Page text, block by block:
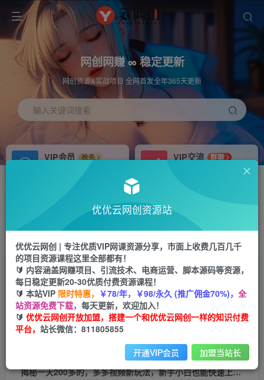
网创网赚 ∞ 稳定更新
网创资源&实战项目 全网首发全年365天更新
输入关键词搜索
VIP会员
抢先
免费下载全站资源
VIP交流
群聊
研究探讨更多创业项目路子。
站长V：hu91275
推荐
首页 福源网 正文
揭秘一天200多的，多多视频新玩法，新手小白也
能快速上手的操作！
优优云网创
2年前发布
关注 私信
揭秘一天200多的，多多视频新玩法，新手小白也能快速上手的操作！
优优云网创资源站
优优云网创 | 专注优质VIP网课资源分享，市面上收费几百几千
的项目资源课程这里全部都有！
🔰 内容涵盖网赚项目、引流技术、电商运营、脚本源码等资源，
每日稳定更新20-30优质付费资源课程！
🔰 本站VIP 限时特惠， ￥78/年，￥98/永久 (推广佣金70%)， 全
站资源免费下载， 每天更新，欢迎加入！
🔰 优优云网创开放加盟，搭建一个和优优云网创一样的知识付费
平台， 站长微信：811805855
开通VIP会员 加盟当站长